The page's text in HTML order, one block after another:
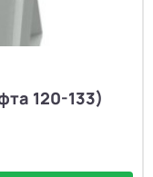
120-133)